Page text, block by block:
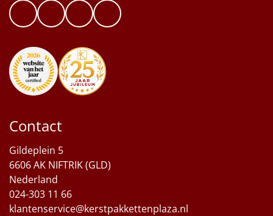
Contact
Gildeplein 5
6606 AK NIFTRIK (GLD)
Nederland
024-303 11 66
klantenservice@kerstpakkettenplaza.nl